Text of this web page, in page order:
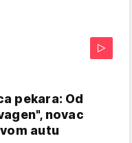
pekara: Od
novac
autu